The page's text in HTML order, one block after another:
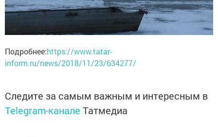
Подробнее:https://www.tatar-
inform.ru/news/2018/11/23/634277/
Следите за самым важным и интересным в
Telegram-канале Татмедиа